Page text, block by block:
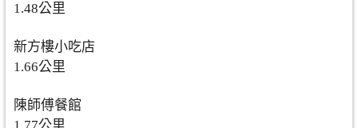
1.48公里
新方樓小吃店
1.66公里
陳師傅餐館